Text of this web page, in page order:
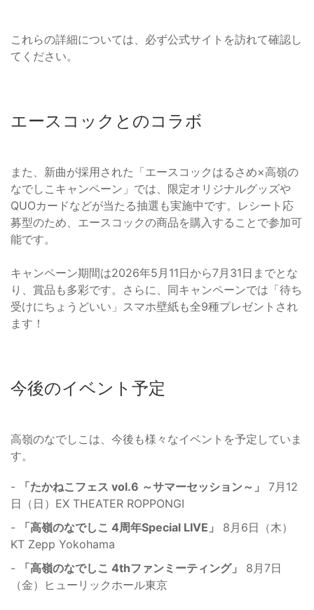
これらの詳細については、必ず公式サイトを訪れて確認し
てください。
エースコックとのコラボ
また、新曲が採用された「エースコックはるさめ×高嶺の
なでしこキャンペーン」では、限定オリジナルグッズや
QUOカードなどが当たる抽選も実施中です。レシート応
募型のため、エースコックの商品を購入することで参加可
能です。
キャンペーン期間は2026年5月11日から7月31日までとな
り、賞品も多彩です。さらに、同キャンペーンでは「待ち
受けにちょうどいい」スマホ壁紙も全9種プレゼントされ
ます！
今後のイベント予定
高嶺のなでしこは、今後も様々なイベントを予定していま
す。
- 「たかねこフェス vol.6 ～サマーセッション～」
7月12
日（日）EX THEATER ROPPONGI
-
「高嶺のなでしこ 4周年Special LIVE」
8月6日（木）
KT Zepp Yokohama
-
「高嶺のなでしこ 4thファンミーティング」
8月7日
（金）ヒューリックホール東京